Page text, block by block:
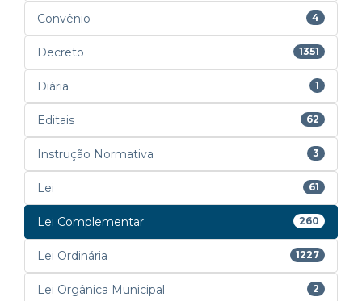
Convênio 4
Decreto 1351
Diária 1
Editais 62
Instrução Normativa 3
Lei 61
Lei Complementar 260
Lei Ordinária 1227
Lei Orgânica Municipal 2